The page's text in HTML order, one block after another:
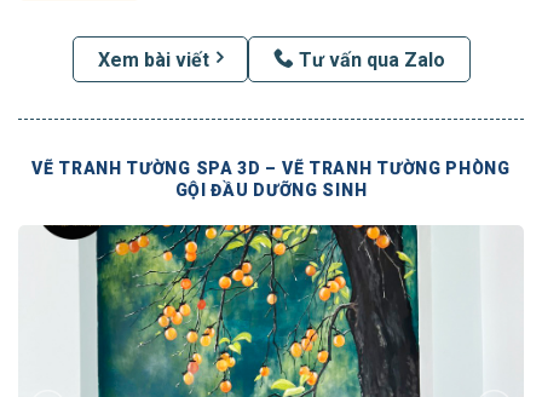
Xem bài viết Tư vấn qua Zalo
VẼ TRANH TƯỜNG SPA 3D – VẼ TRANH TƯỜNG PHÒNG
GỘI ĐẦU DƯỠNG SINH